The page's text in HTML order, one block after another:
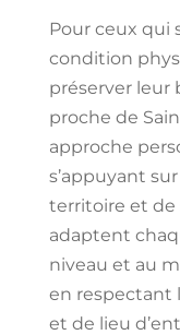
Pour ceux qui
condition
préserver leur
proche de
approche
s’appuyant
territoire et de
adaptent
niveau et au
en respectant
et de lieu